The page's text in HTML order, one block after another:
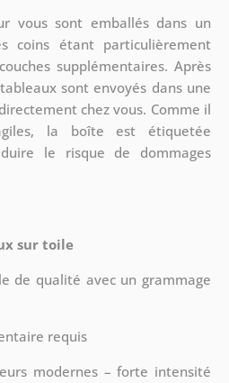
vous sont emballés dans un
coins étant particulièrement
supplémentaires. Après
sont envoyés dans une
directement chez vous. Comme il
la boîte est étiquetée
le risque de dommages
sur toile
de qualité avec un grammage
requis
modernes – forte intensité